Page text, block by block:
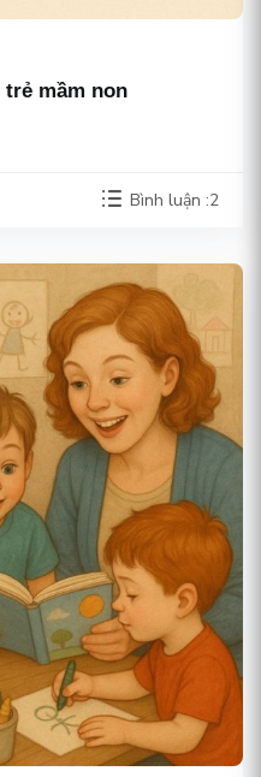
trẻ mầm non
Bình luận :2